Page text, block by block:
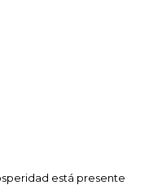
está presente